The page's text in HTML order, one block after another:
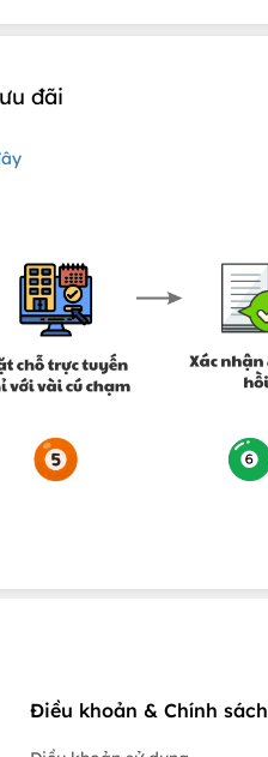
đãi
Điều khoản & Chính sách